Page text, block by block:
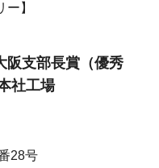
】
阪支部長賞（優秀
社工場
28号